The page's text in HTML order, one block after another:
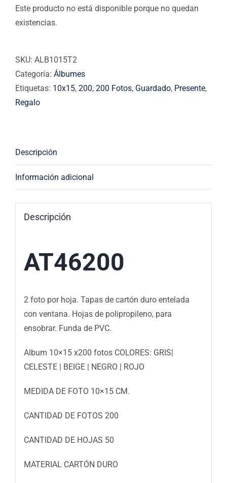
Este producto no está disponible porque no quedan
existencias.
SKU: ALB1015T2
Categoría: Álbumes
Etiquetas: 10x15, 200, 200 Fotos, Guardado, Presente,
Regalo
Descripción
Información adicional
Descripción
AT46200
2 foto por hoja. Tapas de cartón duro entelada
con ventana. Hojas de polipropileno, para
ensobrar. Funda de PVC.
Album 10×15 x200 fotos COLORES: GRIS|
CELESTE | BEIGE | NEGRO | ROJO
MEDIDA DE FOTO 10×15 CM.
CANTIDAD DE FOTOS 200
CANTIDAD DE HOJAS 50
MATERIAL CARTÓN DURO